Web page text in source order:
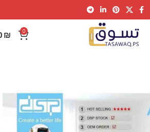
0
₪